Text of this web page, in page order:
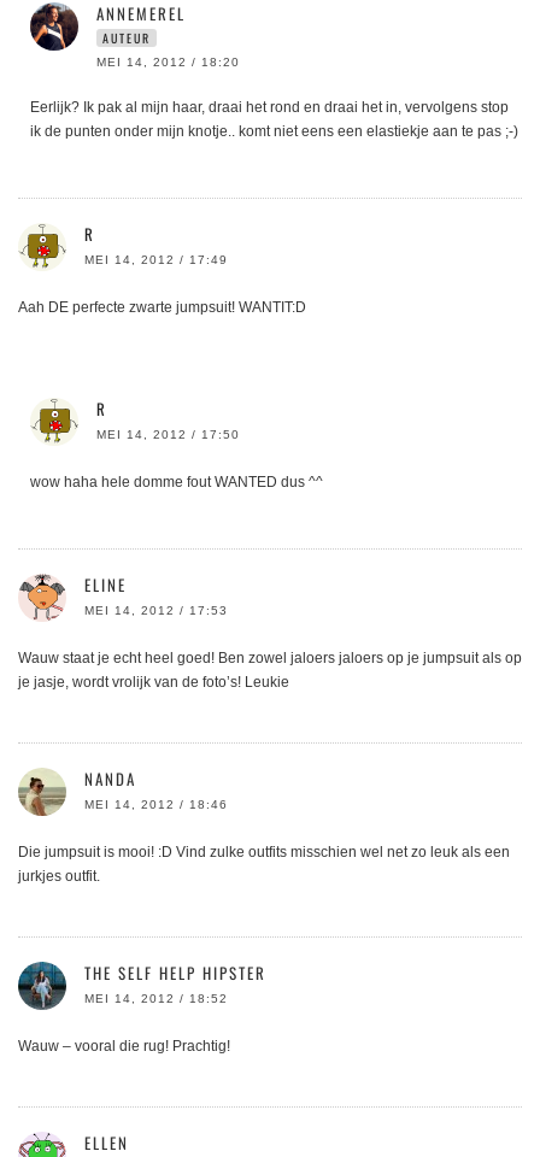
ANNEMEREL
AUTEUR
MEI 14, 2012 / 18:20
Eerlijk? Ik pak al mijn haar, draai het rond en draai het in, vervolgens stop
ik de punten onder mijn knotje.. komt niet eens een elastiekje aan te pas ;-)
R
MEI 14, 2012 / 17:49
Aah DE perfecte zwarte jumpsuit! WANTIT:D
R
MEI 14, 2012 / 17:50
wow haha hele domme fout WANTED dus ^^
ELINE
MEI 14, 2012 / 17:53
Wauw staat je echt heel goed! Ben zowel jaloers jaloers op je jumpsuit als op
je jasje, wordt vrolijk van de foto’s! Leukie
NANDA
MEI 14, 2012 / 18:46
Die jumpsuit is mooi! :D Vind zulke outfits misschien wel net zo leuk als een
jurkjes outfit.
THE SELF HELP HIPSTER
MEI 14, 2012 / 18:52
Wauw – vooral die rug! Prachtig!
ELLEN